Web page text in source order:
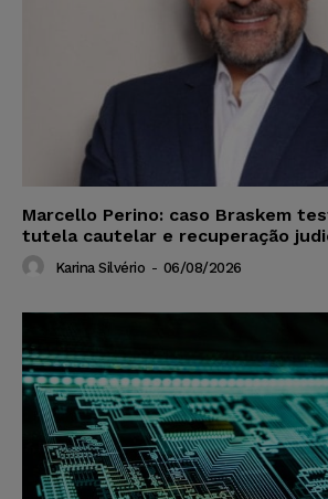
Marcello Perino: caso Braskem
tutela cautelar e recuperação
Karina Silvério - 06/08/2026